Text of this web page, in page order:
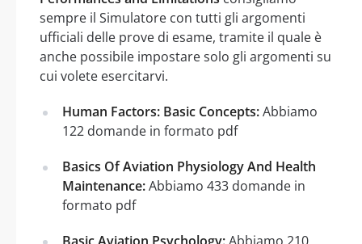
sempre il Simulatore con tutti gli argomenti
ufficiali delle prove di esame, tramite il quale è
anche possibile impostare solo gli argomenti su
cui volete esercitarvi.
Human Factors: Basic Concepts:Abbiamo
122 domande in formato pdf
Basics Of Aviation Physiology And Health
Maintenance:Abbiamo 433 domande in
formato pdf